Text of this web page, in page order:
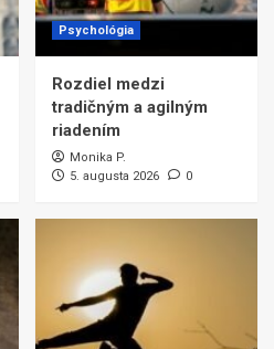
Psychológia
Rozdiel medzi
tradičným a agilným
riadením
Monika P.
5. augusta 2026
0